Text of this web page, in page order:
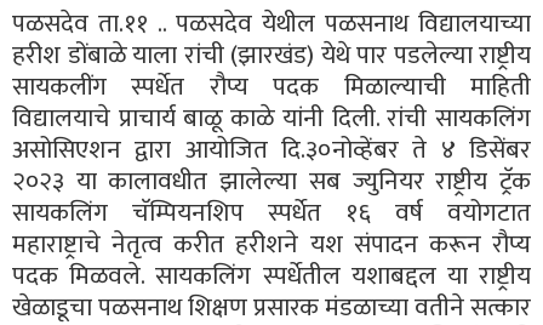
पळसदेव ता.११ .. पळसदेव येथील पळसनाथ विद्यालयाच्या
हरीश डोंबाळे याला रांची (झारखंड) येथे पार पडलेल्या राष्ट्रीय
सायकलींग स्पर्धेत रौप्य पदक मिळाल्याची माहिती
विद्यालयाचे प्राचार्य बाळू काळे यांनी दिली. रांची सायकलिंग
असोसिएशन द्वारा आयोजित दि.३०नोव्हेंबर ते ४ डिसेंबर
२०२३ या कालावधीत झालेल्या सब ज्युनियर राष्ट्रीय ट्रॅक
सायकलिंग चॅम्पियनशिप स्पर्धेत १६ वर्ष वयोगटात
महाराष्ट्राचे नेतृत्व करीत हरीशने यश संपादन करून रौप्य
पदक मिळवले. सायकलिंग स्पर्धेतील यशाबद्दल या राष्ट्रीय
खेळाडूचा पळसनाथ शिक्षण प्रसारक मंडळाच्या वतीने सत्कार